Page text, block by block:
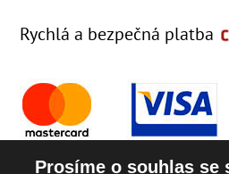
Rychlá a bezpečná platba
Prosíme o souhlas se